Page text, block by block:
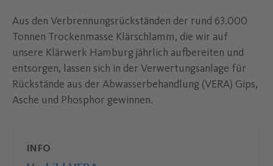
Aus den Verbrennungsrückständen der rund 63.000
Tonnen Trockenmasse Klärschlamm, die wir auf
unsere Klärwerk Hamburg jährlich aufbereiten und
entsorgen, lassen sich in der Verwertungsanlage für
Rückstände aus der Abwasserbehandlung (VERA) Gips,
Asche und Phosphor gewinnen.
INFO